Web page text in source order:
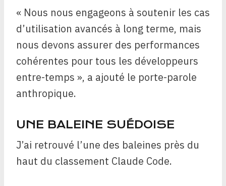
« Nous nous engageons à soutenir les cas
d’utilisation avancés à long terme, mais
nous devons assurer des performances
cohérentes pour tous les développeurs
entre-temps », a ajouté le porte-parole
anthropique.
UNE BALEINE SUÉDOISE
J’ai retrouvé l’une des baleines près du
haut du classement Claude Code.